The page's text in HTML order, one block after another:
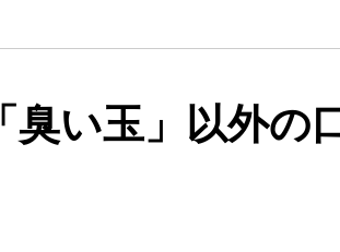
臭い玉」以外の